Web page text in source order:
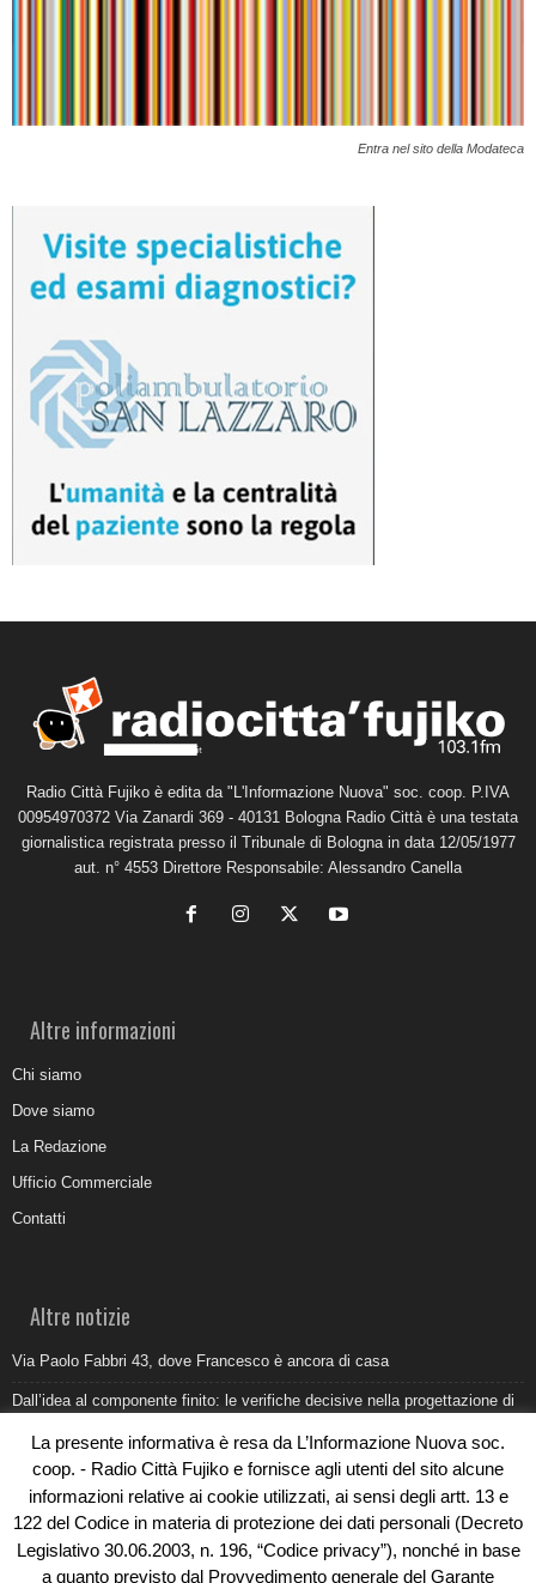
Entra nel sito della Modateca
Radio Città Fujiko è edita da "L'Informazione Nuova" soc. coop. P.IVA
00954970372 Via Zanardi 369 - 40131 Bologna Radio Città è una testata
giornalistica registrata presso il Tribunale di Bologna in data 12/05/1977
aut. n° 4553 Direttore Responsabile: Alessandro Canella
Altre informazioni
Chi siamo
Dove siamo
La Redazione
Ufficio Commerciale
Contatti
Altre notizie
Via Paolo Fabbri 43, dove Francesco è ancora di casa
Dall’idea al componente finito: le verifiche decisive nella progettazione di
Belvedere Marittimo e il report ARPACAL 2026 sulla qualità del mare
Come organizzare e allestire una camera ardente per l’ultimo saluto
Umidità di risalita in casa, come riconoscere i segnali veri
La presente informativa è resa da L’Informazione Nuova soc.
coop. - Radio Città Fujiko e fornisce agli utenti del sito alcune
informazioni relative ai cookie utilizzati, ai sensi degli artt. 13 e
122 del Codice in materia di protezione dei dati personali (Decreto
Legislativo 30.06.2003, n. 196, “Codice privacy”), nonché in base
a quanto previsto dal Provvedimento generale del Garante